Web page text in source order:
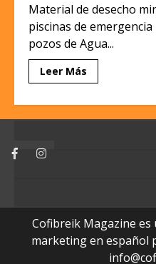
Material de desecho
piscinas de
pozos de Agua...
Leer Más
FacebookInstagram
Cofibreik Magazine es
marketing en español